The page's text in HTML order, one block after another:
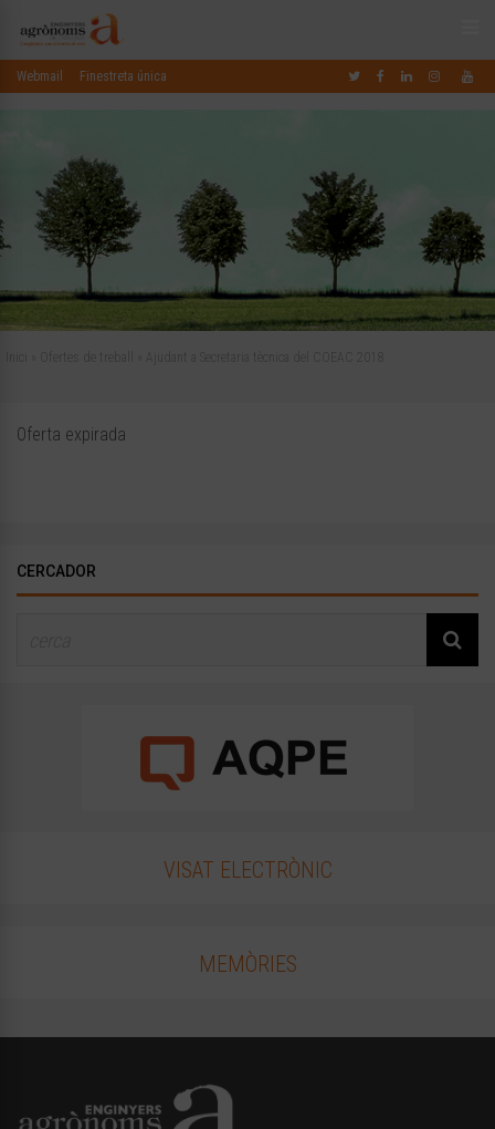
Webmail Finestreta única
Oferta expirada
CERCADOR
VISAT ELECTRÒNIC
MEMÒRIES